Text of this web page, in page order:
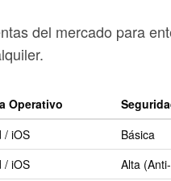
del mercado para
Operativo
/ iOS Básica
/ iOS Alta